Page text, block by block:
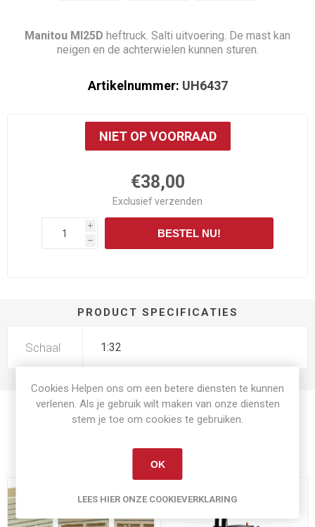
Manitou MI25D heftruck. Salti uitvoering. De mast kan
neigen en de achterwielen kunnen sturen.
Artikelnummer: UH6437
NIET OP VOORRAAD
€38,00
Exclusiefverzenden
i
h
BESTEL NU!
PRODUCT SPECIFICATIES
Schaal 1:32
Gerelateerde producten
Cookies Helpen ons om een betere diensten te kunnen
verlenen. Als je gebruik wilt maken van onze diensten
stem je toe om cookies te gebruiken.
OK
LEES HIER ONZE COOKIEVERKLARING